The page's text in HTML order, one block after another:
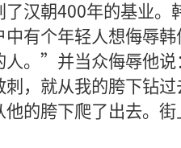
汉朝400年的基业。
中有个年轻人想侮辱
人。”并当众侮辱他
，就从我的胯下钻
的胯下爬了出去。